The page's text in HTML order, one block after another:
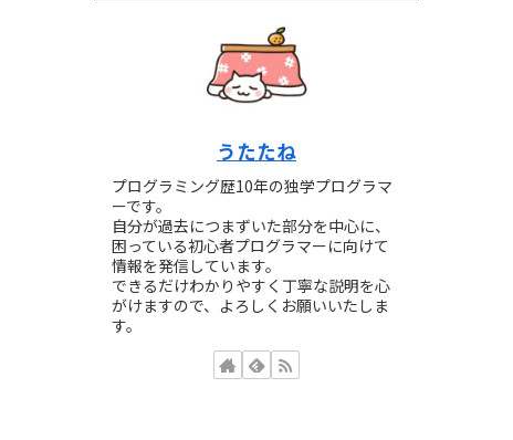
うたたね
プログラミング歴10年の独学プログラマ
ーです。
自分が過去につまずいた部分を中心に、
困っている初心者プログラマーに向けて
情報を発信しています。
できるだけわかりやすく丁寧な説明を心
がけますので、よろしくお願いいたしま
す。